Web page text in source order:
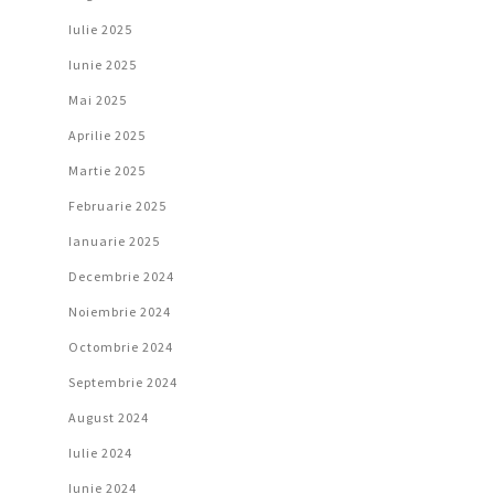
Iulie 2025
Iunie 2025
Mai 2025
Aprilie 2025
Martie 2025
Februarie 2025
Ianuarie 2025
Decembrie 2024
Noiembrie 2024
Octombrie 2024
Septembrie 2024
August 2024
Iulie 2024
Iunie 2024